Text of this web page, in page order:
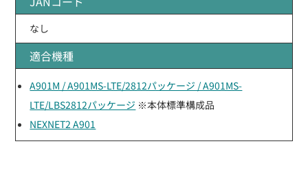
なし
適合機種
A901M / A901MS-LTE/2812パッケージ / A901MS-
LTE/LBS2812パッケージ ※本体標準構成品
NEXNET2 A901